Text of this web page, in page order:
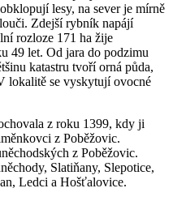
lesy, na sever je mírně
Zdejší rybník napájí
rozloze 171 ha žije
49 let. Od jara do podzimu
katastru tvoří orná půda,
lokalitě se vyskytují ovocné
z roku 1399, kdy ji
z Poběžovic.
z Poběžovic.
Slatiňany, Slepotice,
Ledci a Hošťalovice.